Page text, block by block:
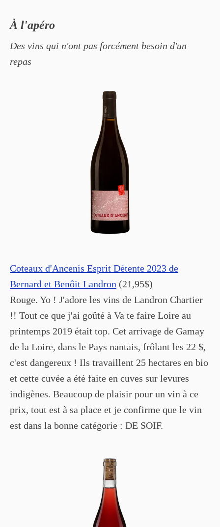
À l'apéro
Des vins qui n'ont pas forcément besoin d'un
repas
Coteaux d'Ancenis Esprit Détente 2023 de
Bernard et Benôit Landron (21,95$)
Rouge. Yo ! J'adore les vins de Landron Chartier
!! Tout ce que j'ai goûté à Va te faire Loire au
printemps 2019 était top. Cet arrivage de Gamay
de la Loire, dans le Pays nantais, frôlant les 22 $,
c'est dangereux ! Ils travaillent 25 hectares en bio
et cette cuvée a été faite en cuves sur levures
indigènes. Beaucoup de plaisir pour un vin à ce
prix, tout est à sa place et je confirme que le vin
est dans la bonne catégorie : DE SOIF.